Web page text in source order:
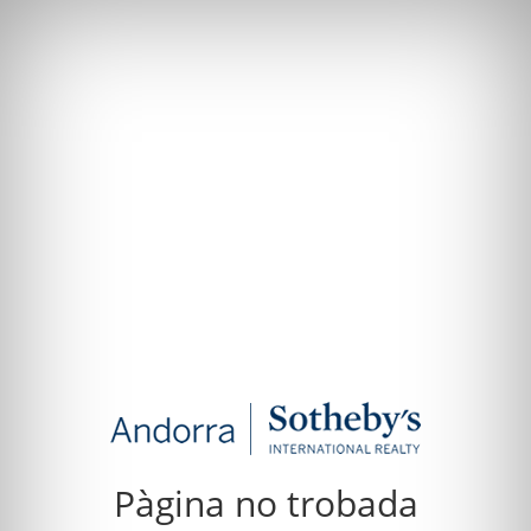
Pàgina no trobada